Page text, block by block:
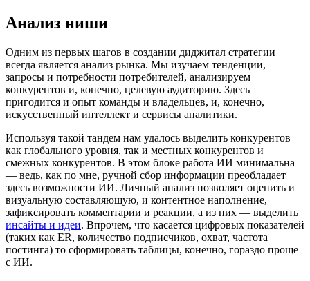
Анализ ниши
Одним из первых шагов в создании диджитал стратегии
всегда является анализ рынка. Мы изучаем тенденции,
запросы и потребности потребителей, анализируем
конкурентов и, конечно, целевую аудиторию. Здесь
пригодится и опыт команды и владельцев, и, конечно,
искусственный интеллект и сервисы аналитики.
Используя такой тандем нам удалось выделить конкурентов
как глобального уровня, так и местных конкурентов и
смежных конкурентов. В этом блоке работа ИИ минимальна
— ведь, как по мне, ручной сбор информации преобладает
здесь возможности ИИ. Личный анализ позволяет оценить и
визуальную составляющую, и контентное наполнение,
зафиксировать комментарии и реакции, а из них — выделить
инсайты и идеи. Впрочем, что касается цифровых показателей
(таких как ER, количество подписчиков, охват, частота
постинга) то сформировать таблицы, конечно, гораздо проще
с ИИ.